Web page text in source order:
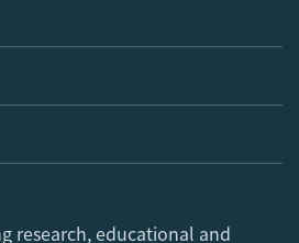
research, educational and